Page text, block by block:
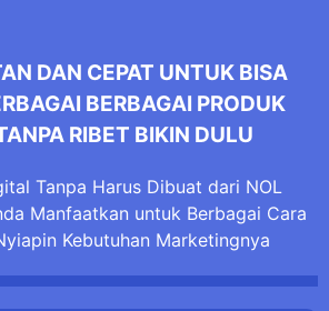
DAN CEPAT UNTUK BISA
BERBAGAI PRODUK
RIBET BIKIN DULU
Tanpa Harus Dibuat dari NOL
Manfaatkan untuk Berbagai Cara
Kebutuhan Marketingnya